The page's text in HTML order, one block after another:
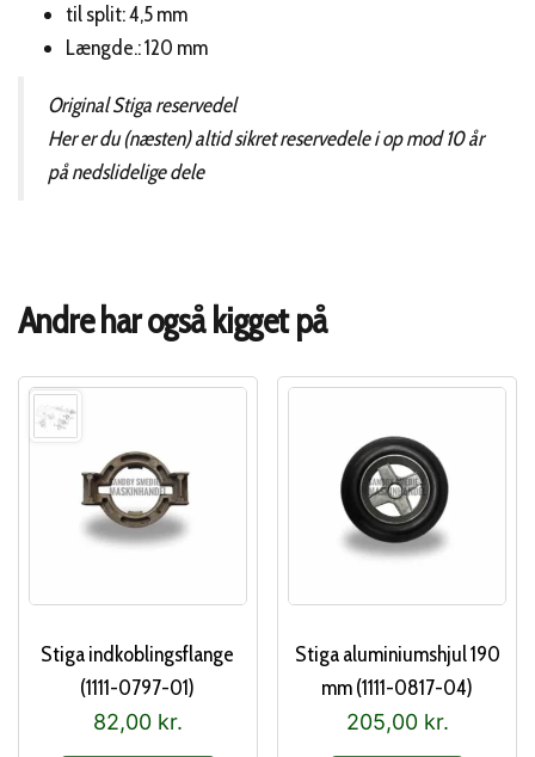
til split: 4,5 mm
Længde.: 120 mm
Original Stiga reservedel
Her er du (næsten) altid sikret reservedele i op mod 10 år
på nedslidelige dele
Andre har også kigget på
Stiga indkoblingsflange
(1111-0797-01)
82,00 kr.
Stiga aluminiumshjul 190
mm (1111-0817-04)
205,00 kr.